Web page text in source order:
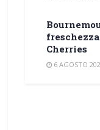
Cherries
6 AGOSTO